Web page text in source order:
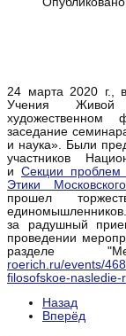
24 марта 2020 г.,
Учения
художественном
заседание
и наука». Были
участников
и Секции
Этики
прошел
за радушный
проведении
разделе
roerich.ru/events/
filosofskoe-nasledie-
Назад
Вперёд